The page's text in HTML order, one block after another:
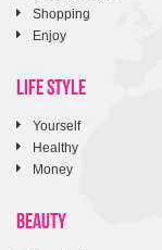
Shopping
Enjoy
LIFE STYLE
Yourself
Healthy
Money
BEAUTY